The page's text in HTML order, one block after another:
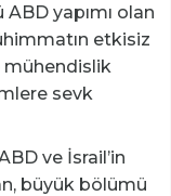
yapımı olan
etkisiz
mühendislik
sevk
ve İsrail’in
büyük bölümü